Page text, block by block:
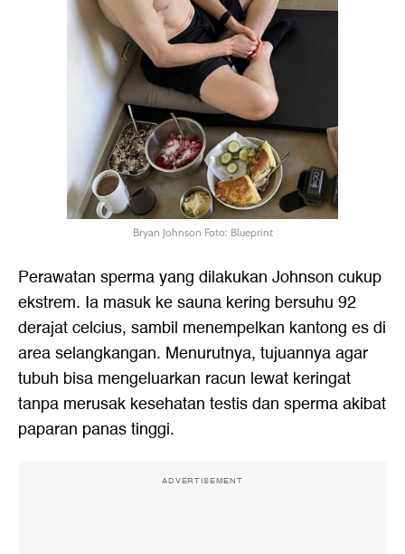
Bryan Johnson Foto: Blueprint
Perawatan sperma yang dilakukan Johnson cukup
ekstrem. Ia masuk ke sauna kering bersuhu 92
derajat celcius, sambil menempelkan kantong es di
area selangkangan. Menurutnya, tujuannya agar
tubuh bisa mengeluarkan racun lewat keringat
tanpa merusak kesehatan testis dan sperma akibat
paparan panas tinggi.
ADVERTISEMENT